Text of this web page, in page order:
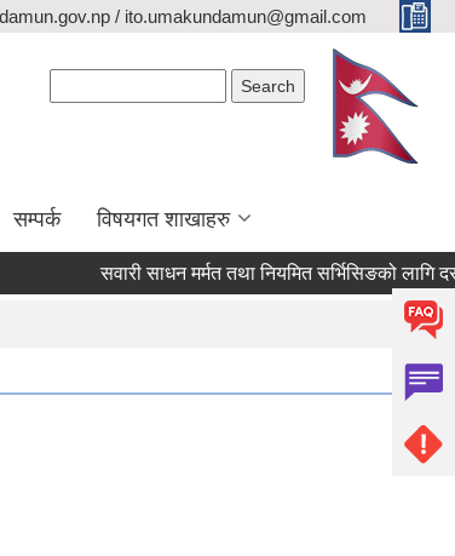
/ ito.umakundamun@gmail.com
सम्पर्क विषयगत शाखाहरु
सवारी साधन मर्मत तथा नियमित सर्भिसिङको लागि दररेट